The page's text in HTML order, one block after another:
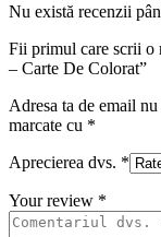
Nu există recenzii
Fii primul care scrii o
– Carte De Colorat”
Adresa ta de email
marcate cu *
Aprecierea dvs. *
Your review *